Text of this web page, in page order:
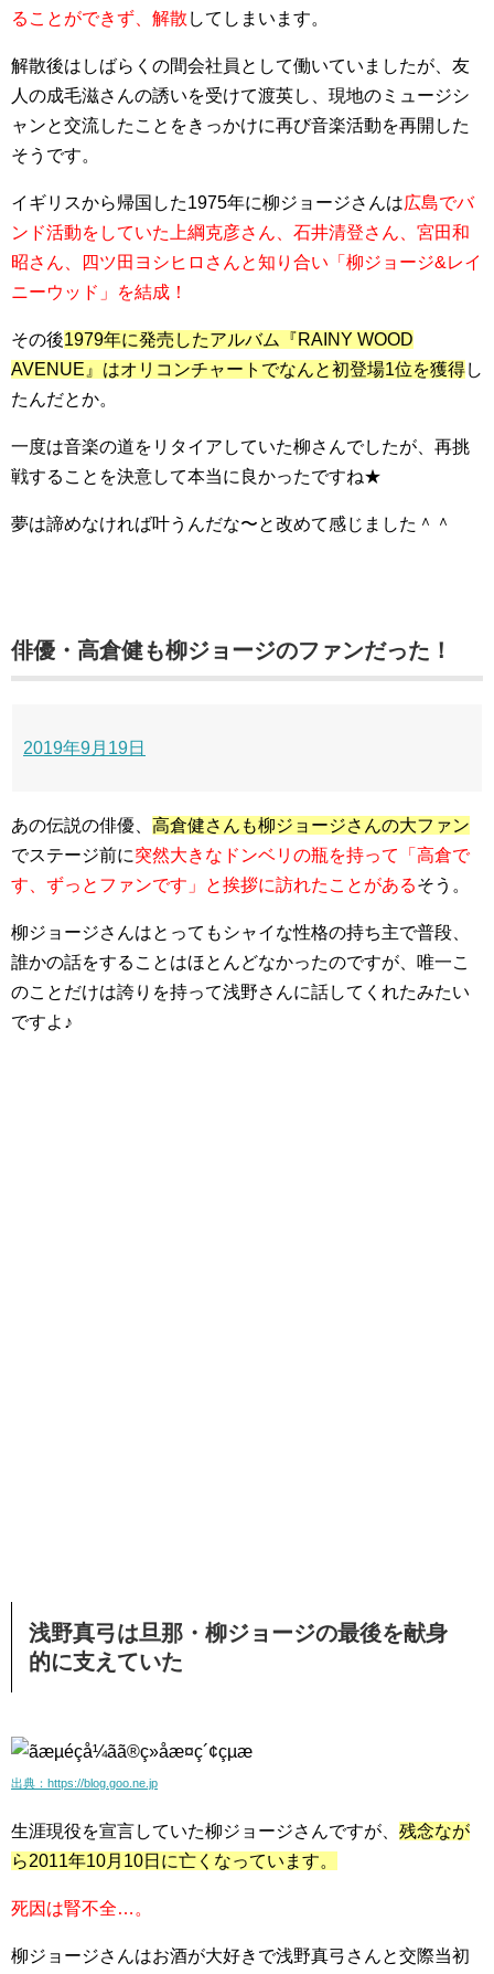
ることができず、解散 してしまいます。
解散後はしばらくの間会社員として働いていましたが、友
人の成毛滋さんの誘いを受けて渡英し、現地のミュージシ
ャンと交流したことをきっかけに再び音楽活動を再開 した
そうです。
イギリスから帰国した1975年に柳ジョージさんは広島でバ
ンド活動をしていた上綱克彦さん、石井清登さん、宮田和
昭さん、四ツ田ヨシヒロさんと知り合い「柳ジョージ&レイ
ニーウッド」を結成！
その後1979年に発売したアルバム『RAINY WOOD
AVENUE』はオリコンチャートでなんと初登場1位を獲得し
たんだとか。
一度は音楽の道をリタイアしていた柳さんでしたが、再挑
戦することを決意して本当に良かったですね★
夢は諦めなければ叶うんだな〜と改めて感じました＾＾
俳優・高倉健も柳ジョージのファンだった！
2019年9月19日
あの伝説の俳優、 高倉健さんも柳ジョージさんの大ファン
でステージ前に突然大きなドンベリの瓶を持って「高倉で
す、ずっとファンです」と挨拶に訪れたことがあるそう。
柳ジョージさんはとってもシャイな性格の持ち主で普段、
誰かの話をすることはほとんどなかったのですが、唯一こ
のことだけは誇りを持って浅野さんに話してくれたみたい
ですよ♪
浅野真弓は旦那・柳ジョージの最後を献身
的に支えていた
出典：https://blog.goo.ne.jp
生涯現役を宣言していた柳ジョージさんですが、 残念なが
ら2011年10月10日に亡くなっています。
死因は腎不全…。
柳ジョージさんはお酒が大好きで浅野真弓さんと交際当初